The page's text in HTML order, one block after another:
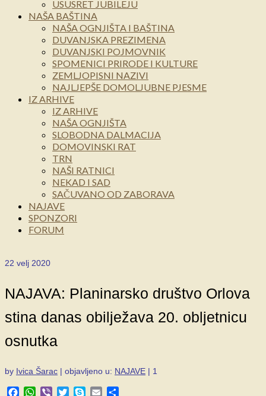
USUSRET JUBILEJU
NAŠA BAŠTINA
NAŠA OGNJIŠTA I BAŠTINA
DUVANJSKA PREZIMENA
DUVANJSKI POJMOVNIK
SPOMENICI PRIRODE I KULTURE
ZEMLJOPISNI NAZIVI
NAJLJEPŠE DOMOLJUBNE PJESME
IZ ARHIVE
IZ ARHIVE
NAŠA OGNJIŠTA
SLOBODNA DALMACIJA
DOMOVINSKI RAT
TRN
NAŠI RATNICI
NEKAD I SAD
SAČUVANO OD ZABORAVA
NAJAVE
SPONZORI
FORUM
22 velj 2020
NAJAVA: Planinarsko društvo Orlova
stina danas obilježava 20. obljetnicu
osnutka
by Ivica Šarac | objavljeno u: NAJAVE | 1
Facebook
WhatsApp
Viber TwitterSkypeEmail